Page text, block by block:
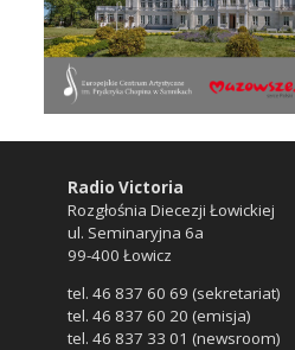
Radio Victoria
Rozgłośnia Diecezji Łowickiej
ul. Seminaryjna 6a
99-400 Łowicz
tel. 46 837 60 69 (sekretariat)
tel. 46 837 60 20 (emisja)
tel. 46 837 33 01 (newsroom)